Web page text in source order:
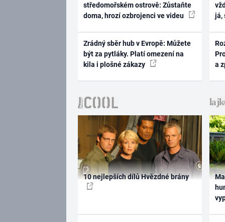
středomořském ostrově: Zůstaňte
doma, hrozí ozbrojenci ve videu
Zrádný sběr hub v Evropě: Můžete
být za pytláky. Platí omezení na
kila i plošné zákazy
já,
a
10 nejlepších dílů Hvězdné brány